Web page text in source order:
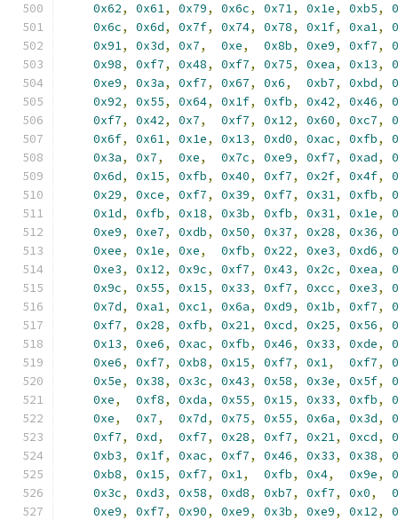
0x62, 0x61, 0x79, 0x6c, 0x71, 0x1e, 0xb5,
0x6c, 0x6d, 0x7f, 0x74, 0x78, 0x1f, 0xa1,
0x91, 0x3d, 0x7, 0xe, 0x8b, 0xe9, 0xf7,
0x98, 0xf7, 0x48, 0xf7, 0x75, 0xea, 0x13,
0xe9, 0x3a, 0xf7, 0x67, 0x6, 0xb7, 0xbd,
0x92, 0x55, 0x64, 0x1f, 0xfb, 0x42, 0x46,
0xf7, 0x42, 0x7, 0xf7, 0x12, 0x60, 0xc7,
0x6f, 0x61, 0x1e, 0x13, 0xd0, 0xac, 0xfb,
0x3a, 0x7, 0xe, 0x7c, 0xe9, 0xf7, 0xad,
0x6d, 0x15, 0xfb, 0x40, 0xf7, 0x2f, 0x4f,
0x29, 0xce, 0xf7, 0x39, 0xf7, 0x31, 0xfb,
0x1d, 0xfb, 0x18, 0x3b, 0xfb, 0x31, 0x1e,
0xe9, 0xe7, 0xdb, 0x50, 0x37, 0x28, 0x36,
0xee, 0x1e, 0xe, 0xfb, 0x22, 0xe3, 0xd6,
0xe3, 0x12, 0x9c, 0xf7, 0x43, 0x2c, 0xea,
0x9c, 0x55, 0x15, 0x33, 0xf7, 0xcc, 0xe3,
0x7d, 0xa1, 0xc1, 0x6a, 0xd9, 0x1b, 0xf7,
0xf7, 0x28, 0xfb, 0x21, 0xcd, 0x25, 0x56,
0x13, 0xe6, 0xac, 0xfb, 0x46, 0x33, 0xde,
0xe6, 0xf7, 0xb8, 0x15, 0xf7, 0x1, 0xf7,
0x5e, 0x38, 0x3c, 0x43, 0x58, 0x3e, 0x5f,
0xe, 0xf8, 0xda, 0x55, 0x15, 0x33, 0xfb,
0xe, 0x7, 0x7d, 0x75, 0x55, 0x6a, 0x3d,
0xf7, 0xd, 0xf7, 0x28, 0xf7, 0x21, 0xcd,
0xb3, 0x1f, 0xac, 0xf7, 0x46, 0x33, 0x38,
0xb8, 0x15, 0xf7, 0x1, 0xfb, 0x4, 0x9e,
0x3c, 0xd3, 0x58, 0xd8, 0xb7, 0xf7, 0x0,
0xe9, 0xf7, 0x90, 0xe9, 0x3b, 0xe9, 0x12,